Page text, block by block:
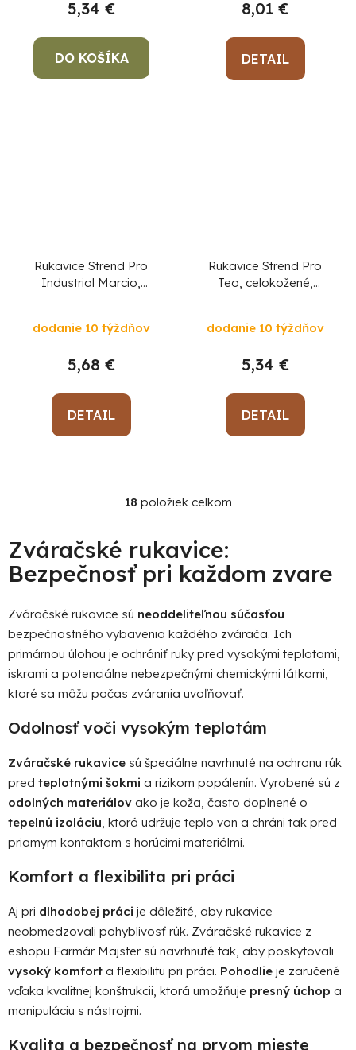
5,34 €
DO KOŠÍKA
8,01 €
DETAIL
Rukavice Strend Pro
Industrial Marcio,
11/XXL
dodanie 10 týždňov
5,68 €
DETAIL
Rukavice Strend Pro
Teo, celokožené,
dodanie 10 týždňov
5,34 €
DETAIL
O
l
á
d
c
i
e
p
r
v
y
v
ý
p
i
s
u
18 položiek celkom
Zváračské rukavice:
Bezpečnosť pri každom zvare
Zváračské rukavice sú neoddeliteľnou súčasťou
bezpečnostného vybavenia každého zvárača. Ich
primárnou úlohou je ochrániť ruky pred vysokými teplotami,
iskrami a potenciálne nebezpečnými chemickými látkami,
ktoré sa môžu počas zvárania uvoľňovať.
Odolnosť voči vysokým teplotám
Zváračské rukavice sú špeciálne navrhnuté na ochranu rúk
pred teplotnými šokmi a rizikom popálenín. Vyrobené sú z
odolných materiálov ako je koža, často doplnené o
tepelnú izoláciu, ktorá udržuje teplo von a chráni tak pred
priamym kontaktom s horúcimi materiálmi.
Komfort a flexibilita pri práci
Aj pri dlhodobej práci je dôležité, aby rukavice
neobmedzovali pohyblivosť rúk. Zváračské rukavice z
eshopu Farmár Majster sú navrhnuté tak, aby poskytovali
vysoký komfort a flexibilitu pri práci. Pohodlie je zaručené
vďaka kvalitnej konštrukcii, ktorá umožňuje presný úchop a
manipuláciu s nástrojmi.
Kvalita a bezpečnosť na prvom mieste